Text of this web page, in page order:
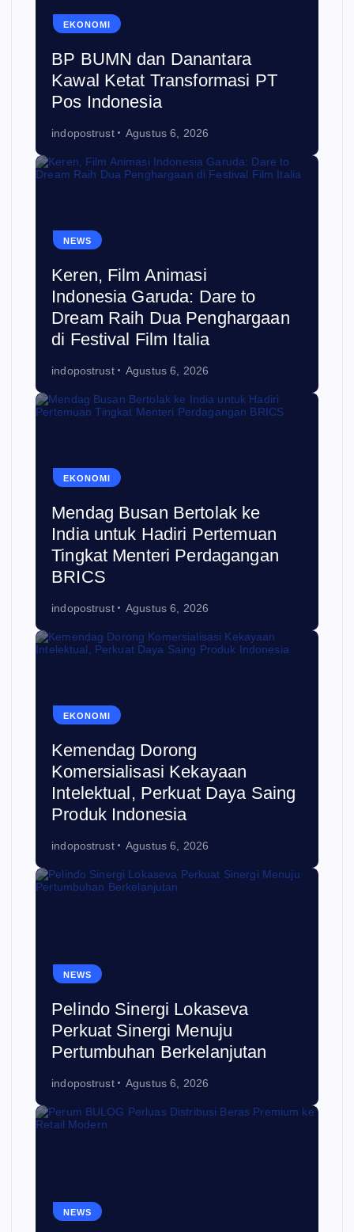
EKONOMI
BP BUMN dan Danantara
Kawal Ketat Transformasi PT
Pos Indonesia
indopostrust Agustus 6, 2026
NEWS
Keren, Film Animasi
Indonesia Garuda: Dare to
Dream Raih Dua Penghargaan
di Festival Film Italia
indopostrust Agustus 6, 2026
EKONOMI
Mendag Busan Bertolak ke
India untuk Hadiri Pertemuan
Tingkat Menteri Perdagangan
BRICS
indopostrust Agustus 6, 2026
EKONOMI
Kemendag Dorong
Komersialisasi Kekayaan
Intelektual, Perkuat Daya Saing
Produk Indonesia
indopostrust Agustus 6, 2026
NEWS
Pelindo Sinergi Lokaseva
Perkuat Sinergi Menuju
Pertumbuhan Berkelanjutan
indopostrust Agustus 6, 2026
NEWS